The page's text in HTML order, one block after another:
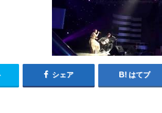
シェア はてブ